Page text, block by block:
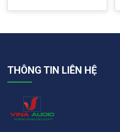
THÔNG TIN LIÊN HỆ